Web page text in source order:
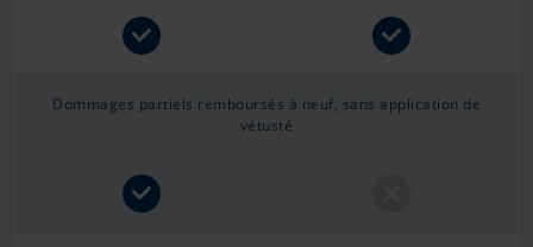
Dommages partiels remboursés à neuf, sans application de
vétusté